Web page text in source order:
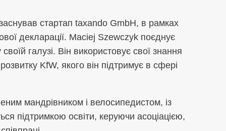
стартап taxando GmbH, в рамках
декларації. Maciej Szewczyk поєднує
галузі. Він використовує свої знання
KfW, якого він підтримує в сфері
мандрівником і велосипедистом, із
підтримкою освіти, керуючи асоціацією,